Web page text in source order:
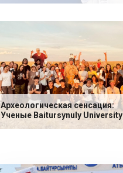
Археологическая сенсация:
Ученые Baitursynuly University
обнаружили уникальные